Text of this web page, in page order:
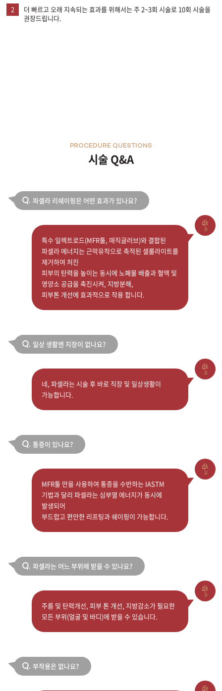
2
더 빠르고 오래 지속되는 효과를 위해서는 주 2~3회 시술로 10회 시술을
권장드립니다.
시술 Q&A
PROCEDURE QUESTIONS
Q. 파셀라 리쉐이핑은 어떤 효과가 있나요?
특수 일렉트로드(MFR툴, 매직글러브)와 결합된
파셀라 에너지는 근막유착으로 축적된 셀룰라이트를
제거하여 처진
피부의 탄력을 높이는 동시에 노폐물 배출과 혈액 및
영양소 공급을 촉진시켜, 지방분해,
피부톤 개선에 효과적으로 작용 합니다.
Q. 일상 생활엔 지장이 없나요?
네, 파셀라는 시술 후 바로 직장 및 일상생활이
가능합니다.
Q. 통증이 있나요?
MFR툴 만을 사용하여 통증을 수반하는 IASTM
기법과 달리 파셀라는 심부열 에너지가 동시에
발생되어
부드럽고 편안한 리프팅과 쉐이핑이 가능합니다.
Q. 파셀라는 어느 부위에 받을 수 있나요?
주름 및 탄력개선, 피부 톤 개선, 지방감소가 필요한
모든 부위(얼굴 및 바디)에 받을 수 있습니다.
Q. 부작용은 없나요?